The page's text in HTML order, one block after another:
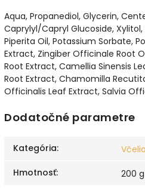
Aqua, Propanediol, Glycerin,
Caprylyl/Capryl Glucoside,
Piperita Oil, Potassium Sorbate,
Extract, Zingiber Officinale Root
Root Extract, Camellia Sinensis
Root Extract, Chamomilla
Officinalis Leaf Extract, Salvia
Dodatočné parametre
Kategória:
Hmotnosť: 200 g